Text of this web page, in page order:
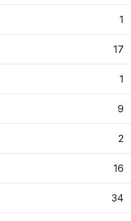
1
17
1
9
2
16
34